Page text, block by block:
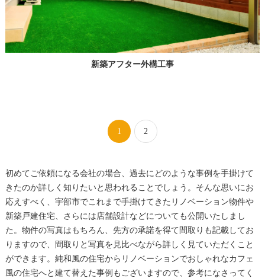
新築アフター外構工事
1 2
初めてご依頼になる会社の場合、過去にどのような事例を手掛けて
きたのか詳しく知りたいと思われることでしょう。そんな思いにお
応えすべく、宇部市でこれまで手掛けてきたリノベーション物件や
新築戸建住宅、さらには店舗設計などについても公開いたしまし
た。物件の写真はもちろん、先方の承諾を得て間取りも記載してお
りますので、間取りと写真を見比べながら詳しく見ていただくこと
ができます。純和風の住宅からリノベーションでおしゃれなカフェ
風の住宅へと建て替えた事例もございますので、参考になさってく